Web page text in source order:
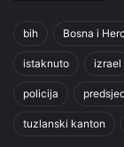
bih Bosna i
istaknuto izrael
policija
tuzlanski kanton